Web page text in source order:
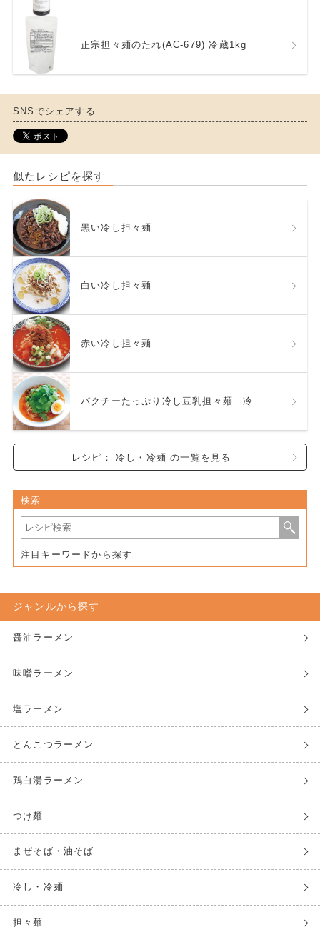
正宗担々麺のたれ(AC-679) 冷蔵1kg
SNSでシェアする
似たレシピを探す
黒い冷し担々麺
白い冷し担々麺
赤い冷し担々麺
パクチーたっぷり冷し豆乳担々麺 冷
レシピ： 冷し・冷麺 の一覧を見る
検索
注目キーワードから探す
ジャンルから探す
醤油ラーメン
味噌ラーメン
塩ラーメン
とんこつラーメン
鶏白湯ラーメン
つけ麺
まぜそば・油そば
冷し・冷麺
担々麺